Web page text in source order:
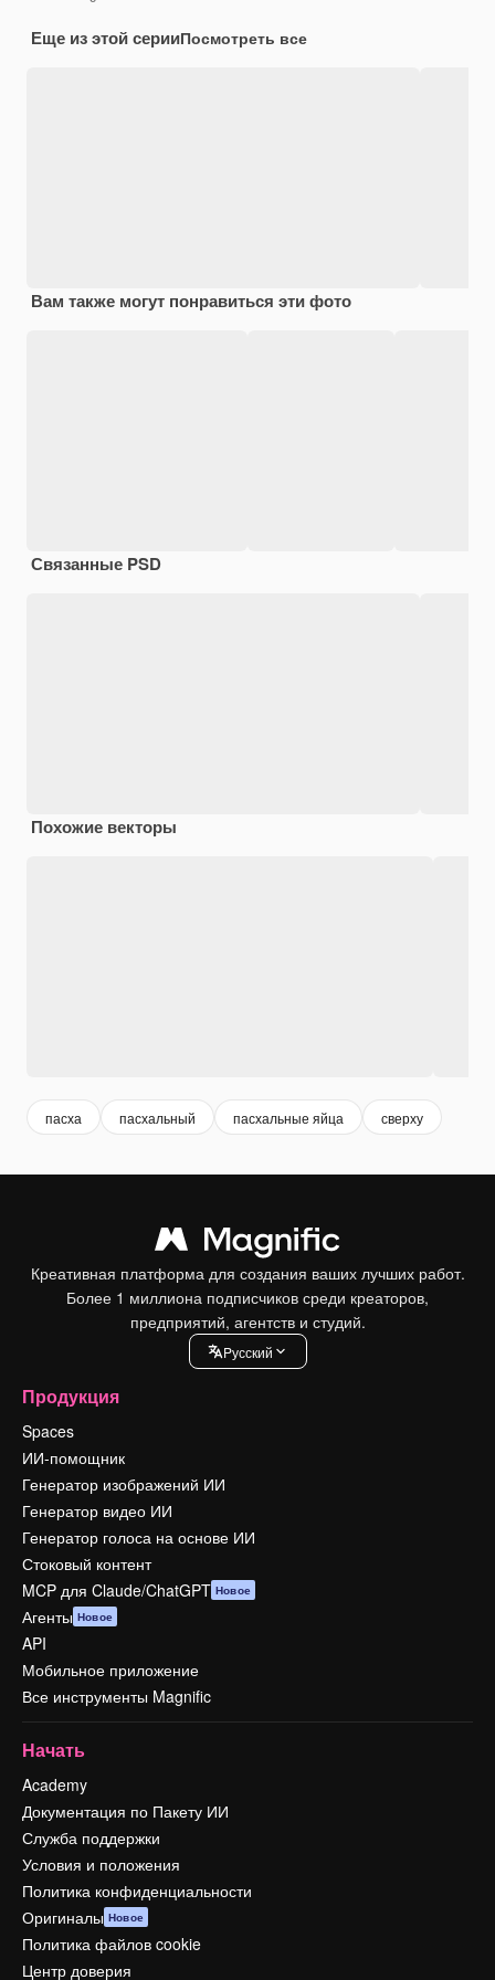
Еще из этой серииПосмотреть все
Вам также могут понравиться эти фото
Связанные PSD
Похожие векторы
пасха пасхальный пасхальные яйца сверху
Креативная платформа для создания ваших лучших работ.
Более 1 миллиона подписчиков среди креаторов,
предприятий, агентств и студий.
Pусский
Продукция
Spaces
ИИ-помощник
Генератор изображений ИИ
Генератор видео ИИ
Генератор голоса на основе ИИ
Стоковый контент
MCP для Claude/ChatGPT Новое
Агенты Новое
API
Мобильное приложение
Все инструменты Magnific
Начать
Academy
Документация по Пакету ИИ
Служба поддержки
Условия и положения
Политика конфиденциальности
Оригиналы Новое
Политика файлов cookie
Центр доверия